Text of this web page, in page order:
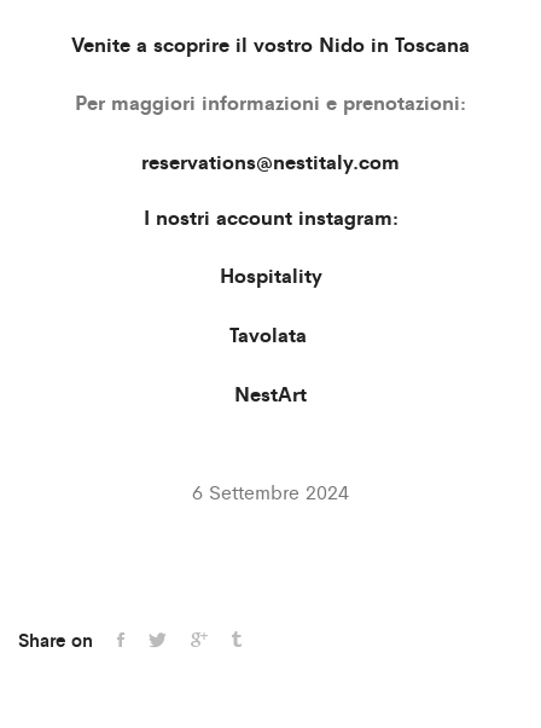
Venite a scoprire il vostro Nido in Toscana
Per maggiori informazioni e prenotazioni:
reservations@nestitaly.com
I nostri account instagram:
Hospitality
Tavolata
NestArt
6 Settembre 2024
Share on